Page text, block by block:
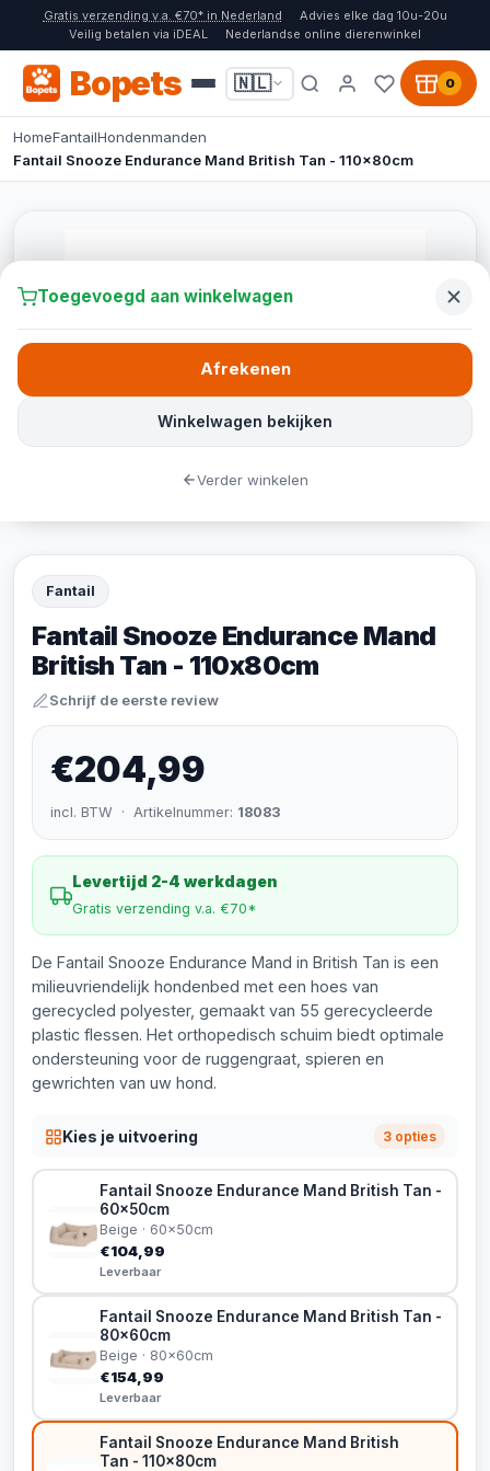
Gratis verzending v.a. €70* in Nederland
Advies elke dag 10u-20u
Veilig betalen via iDEAL
Nederlandse online dierenwinkel
Bopets 🇳🇱 0
HomeFantailHondenmanden
Fantail Snooze Endurance Mand British Tan - 110x80cm
Fantail
Fantail Snooze Endurance Mand
British Tan - 110x80cm
Schrijf de eerste review
€204,99
incl. BTW · Artikelnummer: 18083
Levertijd 2-4 werkdagen
Gratis verzending v.a. €70*
De Fantail Snooze Endurance Mand in British Tan is een
milieuvriendelijk hondenbed met een hoes van
gerecycled polyester, gemaakt van 55 gerecycleerde
plastic flessen. Het orthopedisch schuim biedt optimale
ondersteuning voor de ruggengraat, spieren en
gewrichten van uw hond.
Kies je uitvoering 3 opties
Fantail Snooze Endurance Mand British Tan -
60x50cm
Beige · 60x50cm
€104,99
Leverbaar
Fantail Snooze Endurance Mand British Tan -
80x60cm
Beige · 80x60cm
€154,99
Leverbaar
Fantail Snooze Endurance Mand British
Tan - 110x80cm
Toegevoegd aan winkelwagen
Winkelwagen bekijken
Afrekenen
Verder winkelen